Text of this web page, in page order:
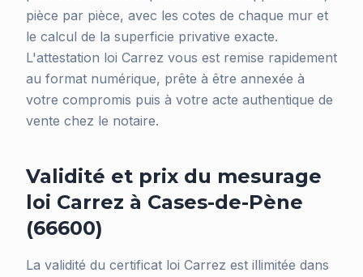
pièce par pièce, avec les cotes de chaque mur et
le calcul de la superficie privative exacte.
L'attestation loi Carrez vous est remise rapidement
au format numérique, prête à être annexée à
votre compromis puis à votre acte authentique de
vente chez le notaire.
Validité et prix du mesurage
loi Carrez à Cases-de-Pène
(66600)
La validité du certificat loi Carrez est illimitée dans